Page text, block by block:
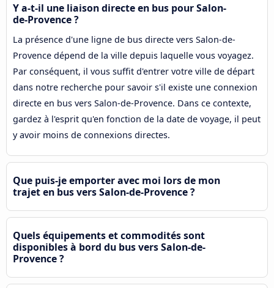
Y a-t-il une liaison directe en bus pour Salon-
de-Provence ?
La présence d'une ligne de bus directe vers Salon-de-
Provence dépend de la ville depuis laquelle vous voyagez.
Par conséquent, il vous suffit d'entrer votre ville de départ
dans notre recherche pour savoir s'il existe une connexion
directe en bus vers Salon-de-Provence. Dans ce contexte,
gardez à l'esprit qu'en fonction de la date de voyage, il peut
y avoir moins de connexions directes.
Que puis-je emporter avec moi lors de mon
trajet en bus vers Salon-de-Provence ?
Quels équipements et commodités sont
disponibles à bord du bus vers Salon-de-
Provence ?